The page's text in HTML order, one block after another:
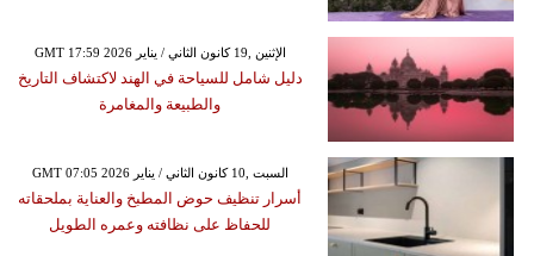
GMT 17:59 2026 الإثنين ,19 كانون الثاني / يناير
دليل شامل للسياحة في الهند لاكتشاف التاريخ
والطبيعة والمغامرة
GMT 07:05 2026 السبت ,10 كانون الثاني / يناير
أسرار تنظيف حوض المطبخ والعناية بملحقاته
للحفاظ على نظافته وعمره الطويل